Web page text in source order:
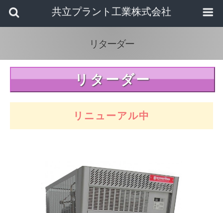
共立プラント工業株式会社
リターダー
リターダー
リニューアル中